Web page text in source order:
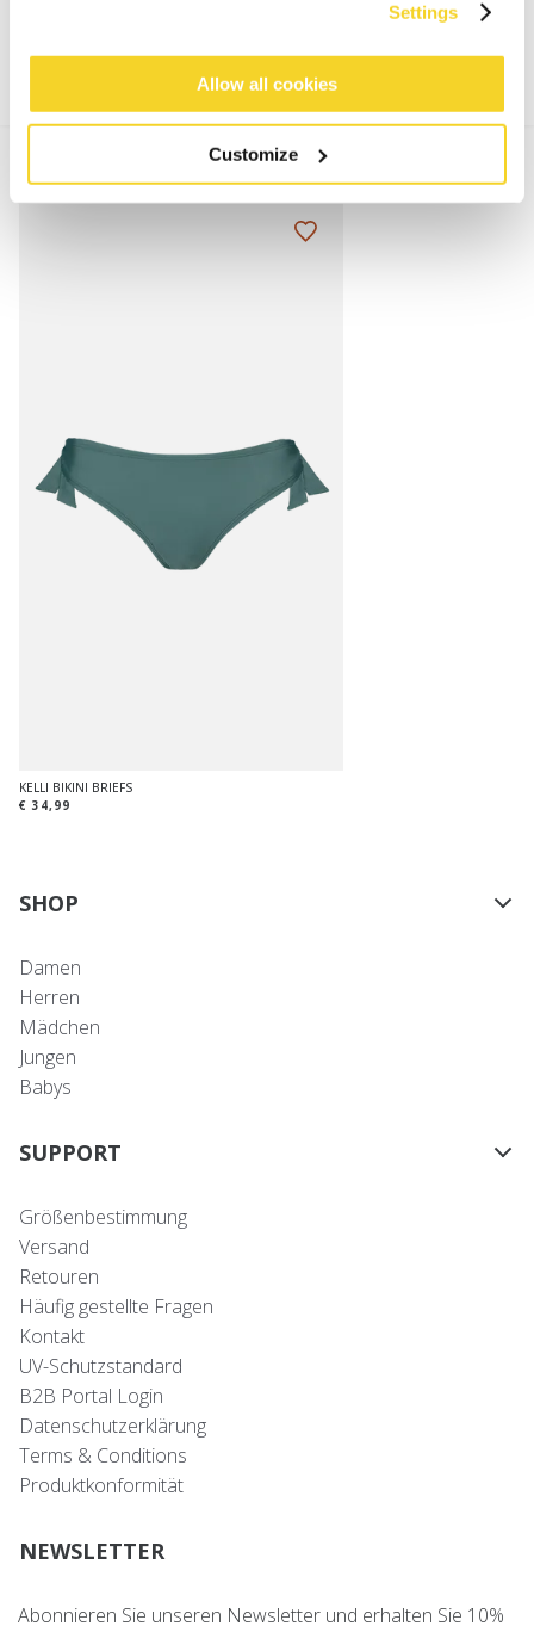
Settings
Allow all cookies
Customize
KELLI BIKINI BRIEFS
€ 34,99
SHOP
Damen
Herren
Mädchen
Jungen
Babys
SUPPORT
Größenbestimmung
Versand
Retouren
Häufig gestellte Fragen
Kontakt
UV-Schutzstandard
B2B Portal Login
Datenschutzerklärung
Terms & Conditions
Produktkonformität
NEWSLETTER
Abonnieren Sie unseren Newsletter und erhalten Sie 10%